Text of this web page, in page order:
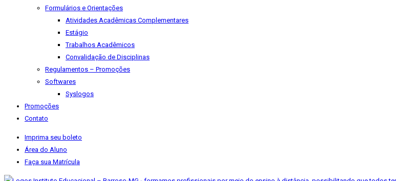
Formulários e Orientações
Atividades Acadêmicas Complementares
Estágio
Trabalhos Acadêmicos
Convalidação de Disciplinas
Regulamentos – Promoções
Softwares
Syslogos
Promoções
Contato
Imprima seu boleto
Área do Aluno
Faça sua Matrícula